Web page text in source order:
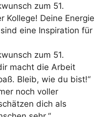
zum 51.
Kollege! Deine Energie
eine Inspiration für
zum 51.
macht die Arbeit
Bleib, wie du bist!“
noch voller
dich als